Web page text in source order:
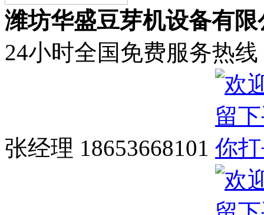
潍坊华盛豆芽机设备有限
24小时全国免费服务热线
张经理 18653668101